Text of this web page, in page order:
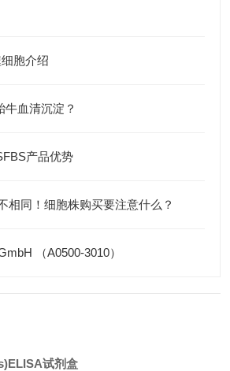
胞介绍
牛血清沉淀？
产品优势
相同！细胞株购买要注意什么？
（A0500-3010）
试剂盒